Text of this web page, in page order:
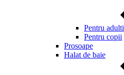
Pentru adulti
Pentru copii
Prosoape
Halat de baie